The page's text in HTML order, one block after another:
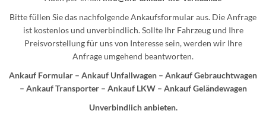
Bitte füllen Sie das nachfolgende Ankaufsformular aus. Die Anfrage
ist kostenlos und unverbindlich. Sollte Ihr Fahrzeug und Ihre
Preisvorstellung für uns von Interesse sein, werden wir Ihre
Anfrage umgehend beantworten.
Ankauf Formular – Ankauf Unfallwagen – Ankauf Gebrauchtwagen
– Ankauf Transporter – Ankauf LKW – Ankauf Geländewagen
Unverbindlich anbieten.